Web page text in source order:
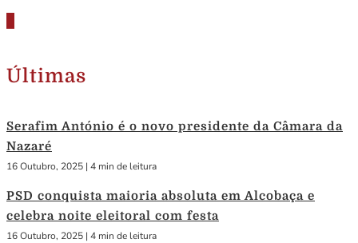
Últimas
Serafim António é o novo presidente da Câmara da
Nazaré
16 Outubro, 2025 | 4 min de leitura
PSD conquista maioria absoluta em Alcobaça e
celebra noite eleitoral com festa
16 Outubro, 2025 | 4 min de leitura